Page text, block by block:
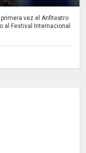
vez el Anfiteatro
al Festival Internacional